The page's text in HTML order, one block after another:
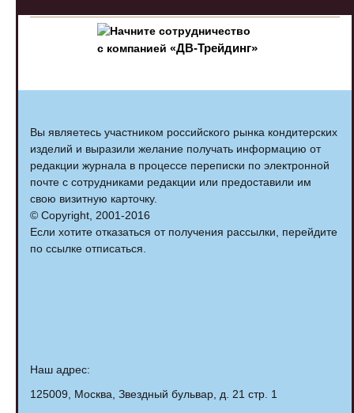
Начните сотрудничество
с компанией «ДВ-Трейдинг»
Вы являетесь участником российского рынка кондитерских
изделий и выразили желание получать информацию от
редакции журнала в процессе переписки по электронной
почте с сотрудниками редакции или предоставили им
свою визитную карточку.
© Copyright, 2001-2016
Если хотите отказаться от получения рассылки, перейдите
по ссылке отписаться.
Наш адрес:
125009, Москва, Звездный бульвар, д. 21 стр. 1